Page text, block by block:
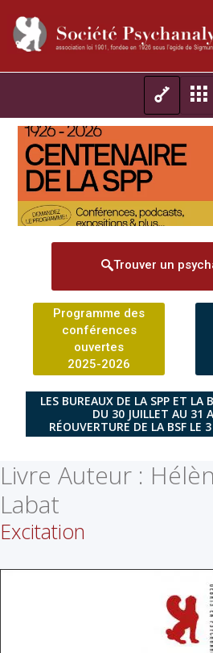
Trouver un
Programme des
conférences
ouvertes
2025-2026
LES BUREAUX DE LA SPP ET LA
DU 30 JUILLET AU 31
RÉOUVERTURE DE LA BSF LE
Livre Auteur :
Labat
Excitation